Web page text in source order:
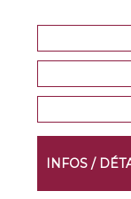
INFOS /